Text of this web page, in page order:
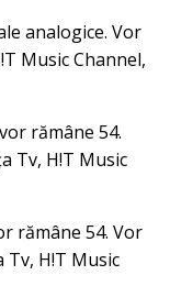
analogice. Vor
Music Channel,
rămâne 54.
Tv, H!T Music
rămâne 54. Vor
Tv, H!T Music